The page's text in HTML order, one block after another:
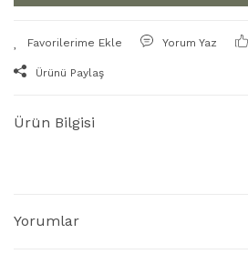
Yorum Yaz
Ürünü Paylaş
Ürün Bilgisi
Yorumlar